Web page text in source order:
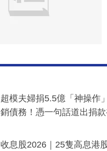
超模夫婦捐5.5億「神操作
銷債務！憑一句話道出捐
一度被誤當詐騙手段
收息股2026｜25隻高息港